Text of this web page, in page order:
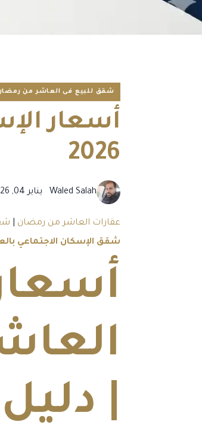
شقق للبيع فى العاشر من
2026
Waled Salah يناير 04, 2026
عقارات العاشر من رمضان
شقق الإسكان الاجتماعي بالعاشر
|